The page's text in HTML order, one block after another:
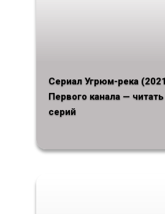
Сериал Угрюм-река
Первого канала —
серий